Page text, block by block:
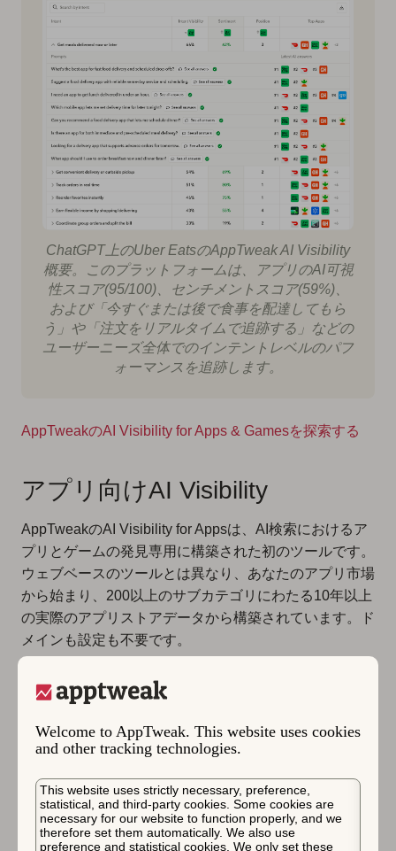
Welcome to AppTweak. This website uses cookies
and other tracking technologies.
This website uses strictly necessary, preference,
statistical, and third-party cookies. Some cookies are
necessary for our website to function properly, and we
therefore set them automatically. We also use
preference and statistical cookies. We only set these
ChatGPT上のUber EatsのAppTweak AI Visibility
概要。このプラットフォームは、アプリのAI可視
性スコア(95/100)、センチメントスコア(59%)、
および「今すぐまたは後で食事を配達してもら
う」や「注文をリアルタイムで追跡する」などの
ユーザーニーズ全体でのインテントレベルのパフ
ォーマンスを追跡します。
AppTweakのAI Visibility for Apps & Gamesを探索する
アプリ向けAI Visibility
AppTweakのAI Visibility for Appsは、AI検索におけるア
プリとゲームの発見専用に構築された初のツールです。
ウェブベースのツールとは異なり、あなたのアプリ市場
から始まり、200以上のサブカテゴリにわたる10年以上
の実際のアプリストアデータから構築されています。ド
メインも設定も不要です。
ト全体でアプリがどれだけ可視化されているかを示
るための安定したベースラインが得られます。
センチメントスコア:
AI応答でアプリがどれだけ肯
定的に説明されているか、および最も重要なインテ
ントで競合と比較してどうかを示します。
インテントの可視性: アプリが勝っているユーザー
ニーズと負けているユーザーニーズを正確に確認で